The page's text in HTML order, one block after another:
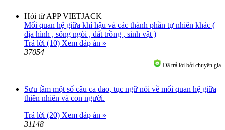
Hỏi từ APP VIETJACK
Mối quan hệ giữa khí hậu và các thành phần tự nhiên khác (
địa hình , sông ngòi , đất trồng , sinh vật )
Trả lời (10) Xem đáp án »
37054
Đã trả lời bởi chuyên gia
Sưu tầm một số câu ca dao, tục ngữ nói về mối quan hệ giữa
thiên nhiên và con người.
Trả lời (20) Xem đáp án »
31148